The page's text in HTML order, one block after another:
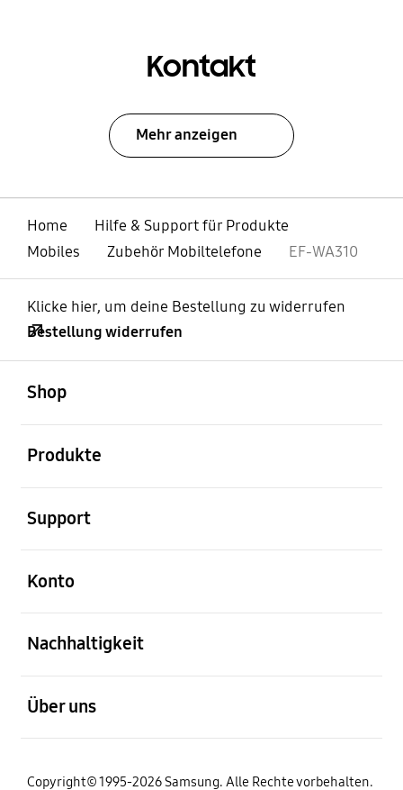
Kontakt
Mehr anzeigen
Home
Hilfe & Support für Produkte
Mobiles
Zubehör Mobiltelefone EF-WA310
Klicke hier, um deine Bestellung zu widerrufen
Bestellung widerrufen
Shop
Produkte
Support
Konto
Nachhaltigkeit
Über uns
Copyright© 1995-2026 Samsung. Alle Rechte vorbehalten.